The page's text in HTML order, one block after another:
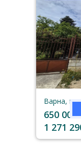
Варна, м-
650 000
1 271